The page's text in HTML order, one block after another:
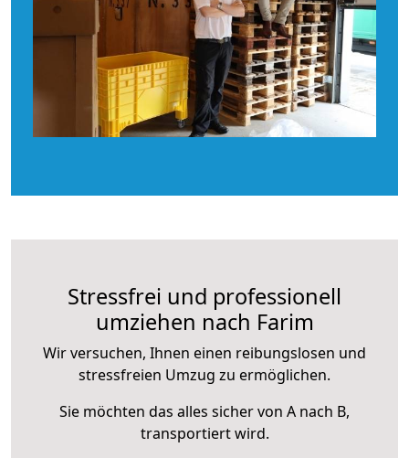
Stressfrei und professionell
umziehen nach Farim
Wir versuchen, Ihnen einen reibungslosen und
stressfreien Umzug zu ermöglichen.
Sie möchten das alles sicher von A nach B,
transportiert wird.